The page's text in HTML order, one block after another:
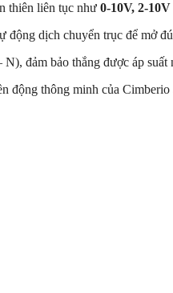
thiên liên tục như 0-10V, 2-
dịch chuyển trục để mở
đảm bảo thắng được áp
động thông minh của